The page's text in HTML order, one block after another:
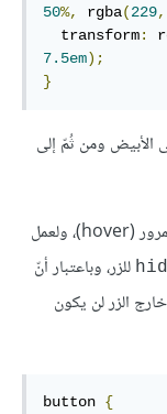
50%, rgba(229,
  transform
:
7.5em);
}
الأبيض ومن ثُمّ إلى
يجب إخفاء طبقة اللّمعان لتظهر فقط عند حركة المرور (hover)، ولعمل
للزر، وباعتبار أنّ
الزر لن يكون
button {